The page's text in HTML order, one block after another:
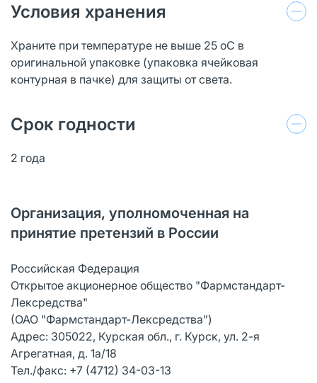
Условия хранения
Храните при температуре не выше 25 оС в
оригинальной упаковке (упаковка ячейковая
контурная в пачке) для защиты от света.
Срок годности
2 года
Организация, уполномоченная на
принятие претензий в России
Российская Федерация
Открытое акционерное общество "Фармстандарт-
Лексредства"
(ОАО "Фармстандарт-Лексредства")
Адрес: 305022, Курская обл., г. Курск, ул. 2-я
Агрегатная, д. 1а/18
Тел./факс: +7 (4712) 34-03-13